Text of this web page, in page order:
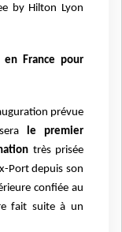
by Hilton Lyon
France pour
prévue
le premier
très prisée
Port depuis son
confiée au
fait suite à un